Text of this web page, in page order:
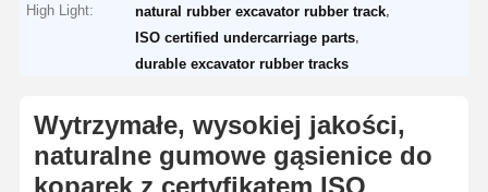
High Light: natural rubber excavator rubber track
ISO certified undercarriage parts
durable excavator rubber tracks
Wytrzymałe, wysokiej jakości,
naturalne gumowe gąsienice do
koparek z certyfikatem ISO